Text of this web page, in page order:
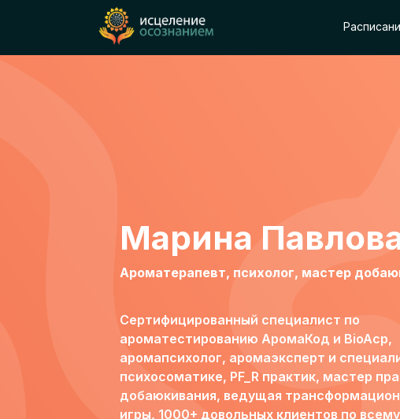
Марина
Сертифицированный специалист по
ароматестированию АромаКод и BioAcp,
аромапсихолог, аромаэксперт и
психосоматике, PF_R практик, мастер
добаюкивания, ведущая
игры, 1000+ довольных клиентов по
Ароматерапевт, психолог, мастер